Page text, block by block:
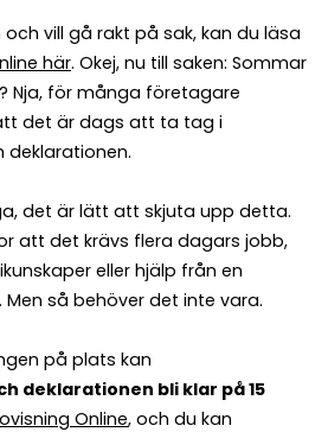
vill gå rakt på sak, kan du läsa
här. Okej, nu till saken: Sommar
Nja, för många företagare
det är dags att ta tag i
deklarationen.
det är lätt att skjuta upp detta.
att det krävs flera dagars jobb,
eller hjälp från en
så behöver det inte vara.
på plats kan
deklarationen bli klar på 15
Online, och du kan